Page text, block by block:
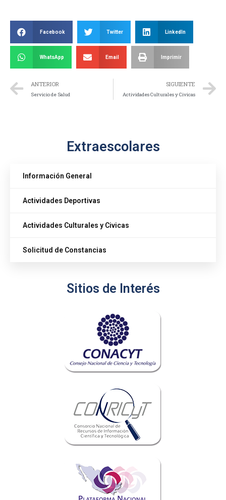
Facebook Twitter LinkedIn
WhatsApp Email Imprimir
ANTERIOR
Servicio de Salud
SIGUIENTE
Actividades Culturales y Civicas
Extraescolares
Información General
Actividades Deportivas
Actividades Culturales y Civicas
Solicitud de Constancias
Sitios de Interés